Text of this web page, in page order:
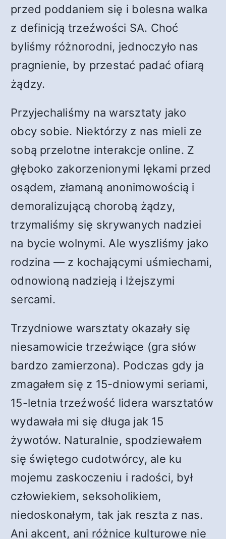
przed poddaniem się i bolesna walka
z definicją trzeźwości SA. Choć
byliśmy różnorodni, jednoczyło nas
pragnienie, by przestać padać ofiarą
żądzy.
Przyjechaliśmy na warsztaty jako
obcy sobie. Niektórzy z nas mieli ze
sobą przelotne interakcje online. Z
głęboko zakorzenionymi lękami przed
osądem, złamaną anonimowością i
demoralizującą chorobą żądzy,
trzymaliśmy się skrywanych nadziei
na bycie wolnymi. Ale wyszliśmy jako
rodzina — z kochającymi uśmiechami,
odnowioną nadzieją i lżejszymi
sercami.
Trzydniowe warsztaty okazały się
niesamowicie trzeźwiące (gra słów
bardzo zamierzona). Podczas gdy ja
zmagałem się z 15-dniowymi seriami,
15-letnia trzeźwość lidera warsztatów
wydawała mi się długa jak 15
żywotów. Naturalnie, spodziewałem
się świętego cudotwórcy, ale ku
mojemu zaskoczeniu i radości, był
człowiekiem, seksoholikiem,
niedoskonałym, tak jak reszta z nas.
Ani akcent, ani różnice kulturowe nie